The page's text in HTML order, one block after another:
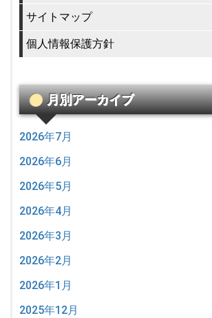
サイトマップ
個人情報保護方針
月別アーカイブ
2026年7月
2026年6月
2026年5月
2026年4月
2026年3月
2026年2月
2026年1月
2025年12月